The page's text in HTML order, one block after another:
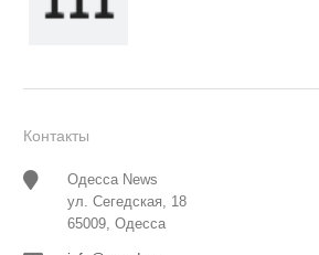
Контакты
Одесса News
ул. Сегедская, 18
65009, Одесса